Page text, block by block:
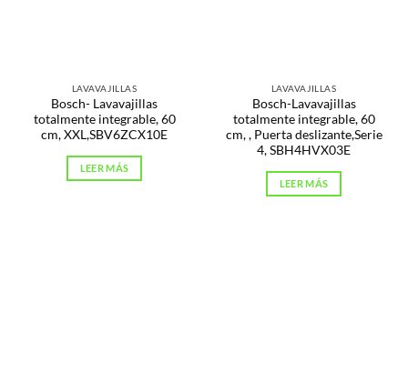
LAVAVAJILLAS
Bosch- Lavavajillas
totalmente integrable, 60
cm, XXL,SBV6ZCX10E
LEER MÁS
LAVAVAJILLAS
Bosch-Lavavajillas
totalmente integrable, 60
cm, , Puerta deslizante,Serie
4, SBH4HVX03E
LEER MÁS